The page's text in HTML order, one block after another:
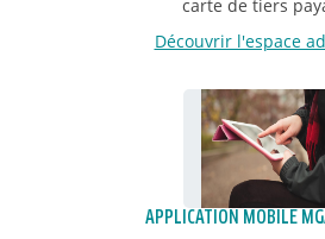
carte de tiers
Découvrir l'espace
APPLICATION MOBILE